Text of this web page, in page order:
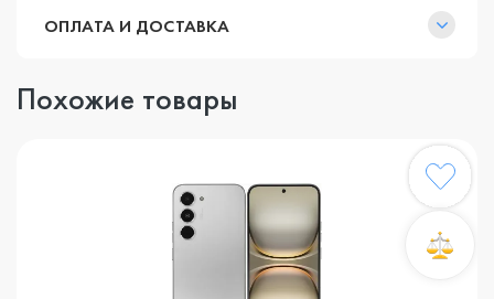
ОПЛАТА И ДОСТАВКА
Похожие товары